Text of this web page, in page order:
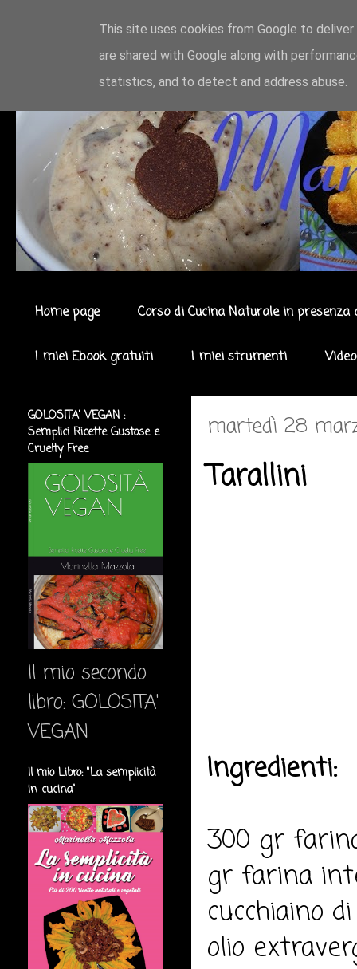
Home page Corso di Cucina Naturale in presenza
I miei Ebook gratuiti I miei strumenti
martedì 28
Tarallini
Ingredienti:
300 gr
gr farina
cucchiaino
olio
GOLOSITA' VEGAN :
Semplici Ricette Gustose e
Cruelty Free
Il mio secondo
libro: GOLOSITA'
VEGAN
Il mio Libro: "La semplicità
in cucina"
This site uses cookies from Google to
are shared with Google along with
statistics, and to detect and address abuse.